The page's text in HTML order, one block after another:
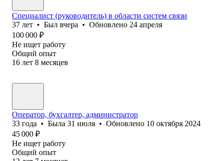
Специалист (руководитель) в области систем связи
37 лет • Был вчера • Обновлено 24 апреля
100 000 ₽
Не ищет работу
Общий опыт
16 лет 8 месяцев
Оператор, бухгалтер, администратор
33 года • Была 31 июля • Обновлено 10 октября 2024
45 000 ₽
Не ищет работу
Общий опыт